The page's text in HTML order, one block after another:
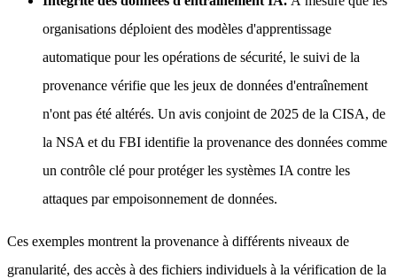
organisations déploient des modèles d'apprentissage
automatique pour les opérations de sécurité, le suivi de la
provenance vérifie que les jeux de données d'entraînement
n'ont pas été altérés. Un avis conjoint de 2025 de la CISA, de
la NSA et du FBI identifie la provenance des données comme
un contrôle clé pour protéger les systèmes IA contre les
attaques par empoisonnement de données.
Ces exemples montrent la provenance à différents niveaux de
granularité, des accès à des fichiers individuels à la vérification de la